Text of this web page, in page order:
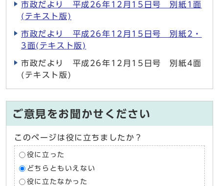
市政だより 平成26年12月15日号 別紙1面
(テキスト版)
市政だより 平成26年12月15日号 別紙2・
3面(テキスト版)
市政だより 平成26年12月15日号 別紙4面
(テキスト版)
ご意見をお聞かせください
このページは役に立ちましたか？
役に立った
どちらともいえない
役に立たなかった